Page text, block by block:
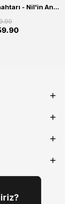
2'li Ankh Anahtarı - Nil'in Anahtarı - Kuru Kafa Erkek Kadın Kolye Seti